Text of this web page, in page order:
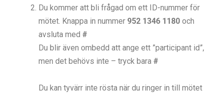
Du kommer att bli frågad om ett ID-nummer för
mötet. Knappa in nummer 952 1346 1180 och
avsluta med #
Du blir även ombedd att ange ett ”participant id”,
men det behövs inte – tryck bara #
Du kan tyvärr inte rösta när du ringer in till mötet